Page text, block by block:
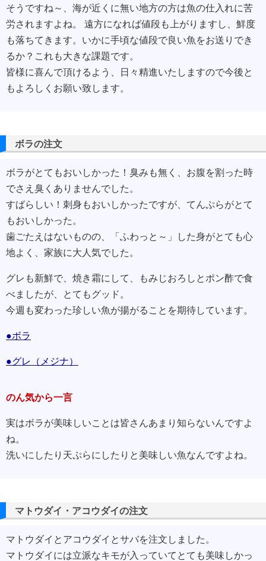
そうですね～、海が近くに無い地方の方は魚の仕入れに苦
労されますよね。 遠方になれば値段も上がりますし、鮮度
も落ちてきます。いかに手頃な値段で良い魚をお送りでき
るか？これも大きな課題です。
皆様に喜んで頂けるよう、日々精進いたしますので今後と
もよろしくお願い致します。
ボラの注文
ボラがとてもおいしかった！臭みも無く、お腹を割った時
でさえ臭くありませんでした。
すばらしい！刺身もおいしかったですが、てんぷらがとて
もおいしかった。
歯ごたえはないものの、「ふわっと～」した身がとても心
地よく、家族に大人気でした。
グレも新鮮で、焼き霜にして、もみじおろしとポン酢で食
べましたが、とてもグッド。
今週も変わった珍しい魚が揚がることを期待しています。
●ボラ
●グレ（メジナ）
のん気から一言
実はボラが美味しいことは皆さんあまり知らないんですよ
ね。
洗いにしたり天ぷらにしたりと美味しい魚なんですよね。
マトウダイ・アコウダイの注文
マトウダイとアコウダイとサバを注文しました。
マトウダイには立派なキモが入っていてとても美味しかっ